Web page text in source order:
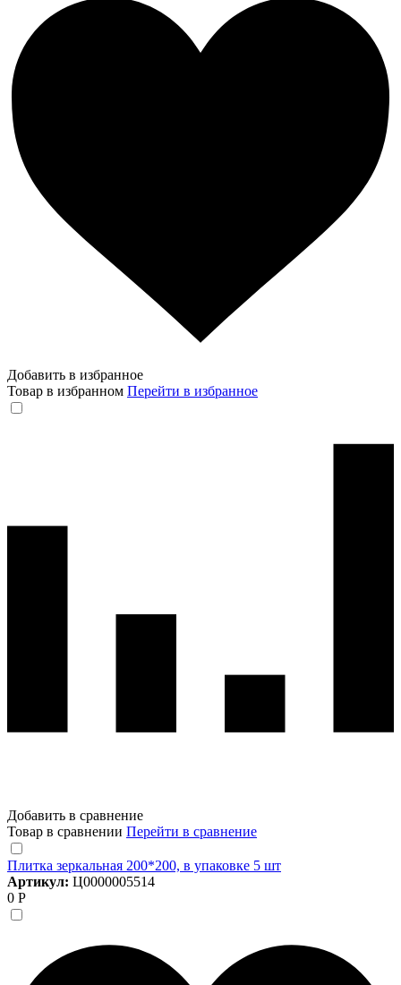
Добавить в избранное
Товар в избранном Перейти в избранное
Добавить в сравнение
Товар в сравнении Перейти в сравнение
Плитка зеркальная 200*200, в упаковке 5 шт
Артикул: Ц0000005514
0 Р